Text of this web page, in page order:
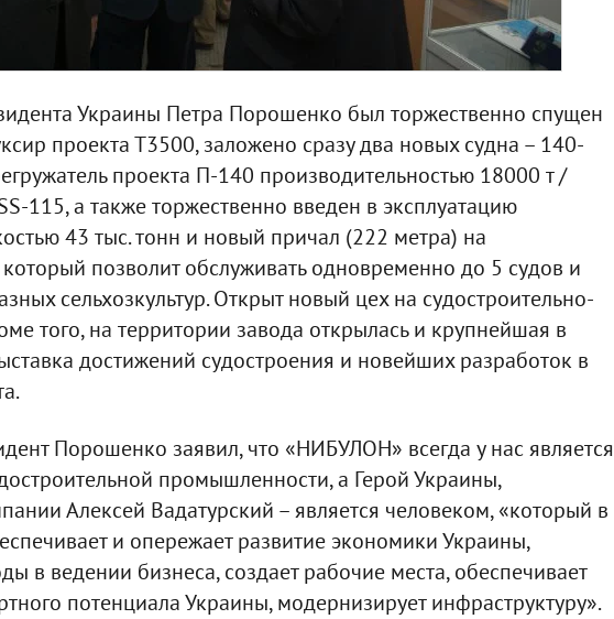
Украины Петра Порошенко был торжественно спущен
проекта Т3500, заложено сразу два новых судна – 140-
проекта П-140 производительностью 18000 т /
115, а также торжественно введен в эксплуатацию
43 тыс. тонн и новый причал (222 метра) на
позволит обслуживать одновременно до 5 судов и
сельхозкультур. Открыт новый цех на судостроительно-
того, на территории завода открылась и крупнейшая в
достижений судостроения и новейших разработок в
Порошенко заявил, что «НИБУЛОН» всегда у нас является
промышленности, а Герой Украины,
Алексей Вадатурский – является человеком, «который в
и опережает развитие экономики Украины,
в ведении бизнеса, создает рабочие места, обеспечивает
потенциала Украины, модернизирует инфраструктуру».